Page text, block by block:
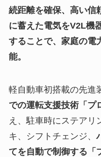
続距離を確保、高い信
に蓄えた電気をV2L機
することで、家庭の電
能。
軽自動車初搭載の先進
での運転支援技術「プ
え、駐車時にステアリ
キ、シフトチェンジ、
てを自動で制御する「